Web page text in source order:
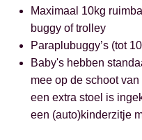
Maximaal 10kg
buggy of trolley
Paraplubuggy’s (tot
Baby's hebben
mee op de schoot
een extra stoel is
een (auto)kinderzitje